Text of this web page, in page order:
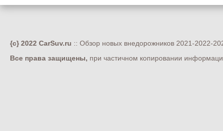
{c} 2022 CarSuv.ru :: Обзор новых внедорожников 2021-2022-
Все права защищены, при частичном копировании